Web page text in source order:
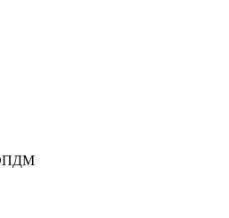
ЭПДМ